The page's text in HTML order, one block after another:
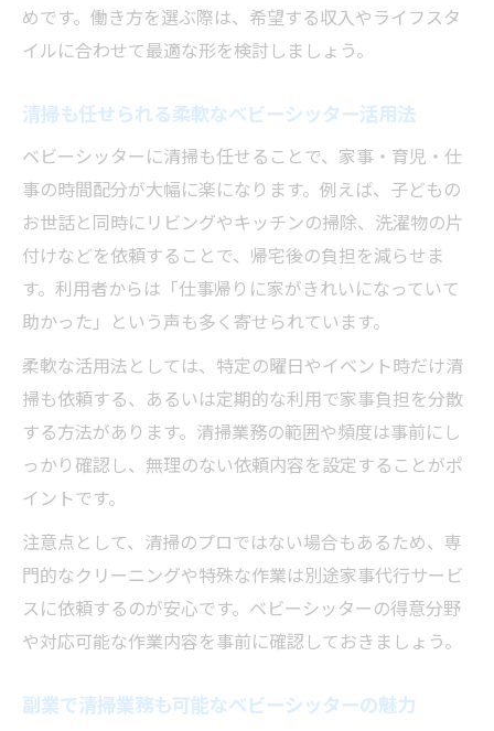
めです。働き方を選ぶ際は、希望する収入やライフスタ
イルに合わせて最適な形を検討しましょう。
清掃も任せられる柔軟なベビーシッター活用法
ベビーシッターに清掃も任せることで、家事・育児・仕
事の時間配分が大幅に楽になります。例えば、子どもの
お世話と同時にリビングやキッチンの掃除、洗濯物の片
付けなどを依頼することで、帰宅後の負担を減らせま
す。利用者からは「仕事帰りに家がきれいになっていて
助かった」という声も多く寄せられています。
柔軟な活用法としては、特定の曜日やイベント時だけ清
掃も依頼する、あるいは定期的な利用で家事負担を分散
する方法があります。清掃業務の範囲や頻度は事前にし
っかり確認し、無理のない依頼内容を設定することがポ
イントです。
注意点として、清掃のプロではない場合もあるため、専
門的なクリーニングや特殊な作業は別途家事代行サービ
スに依頼するのが安心です。ベビーシッターの得意分野
や対応可能な作業内容を事前に確認しておきましょう。
副業で清掃業務も可能なベビーシッターの魅力